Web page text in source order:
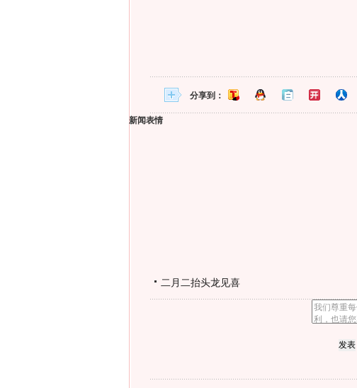
分享到：
新闻表情
二月二抬头龙见喜